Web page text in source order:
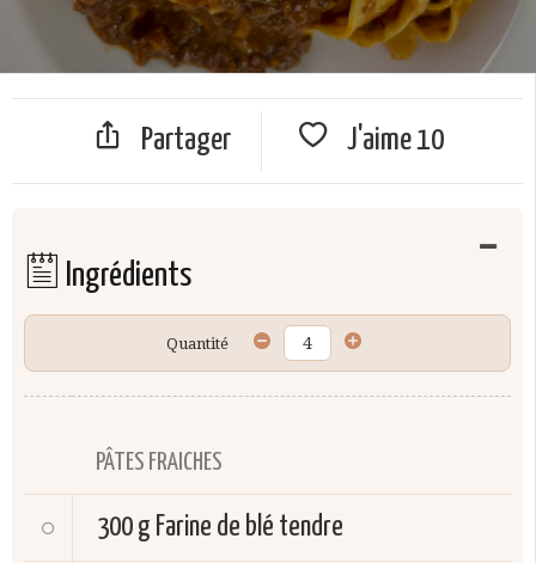
Partager J'aime10
Ingrédients
Quantité
PÂTES FRAICHES
300 g Farine de blé tendre